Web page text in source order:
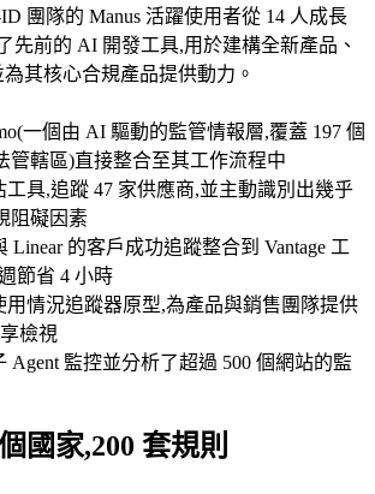
團隊的 Manus 活躍使用者從 14 人成長
先前的 AI 開發工具,用於建構全新產品、
其核心合規產品提供動力。
一個由 AI 驅動的監管情報層,覆蓋 197 個
管轄區)直接整合至其工作流程中
工具,追蹤 47 家供應商,並主動識別出幾乎
阻礙因素
Linear 的客戶成功追蹤整合到 Vantage 工
節省 4 小時
用情況追蹤器原型,為產品與銷售團隊提供
檢視
Agent 監控並分析了超過 500 個網站的監
國家,200 套規則